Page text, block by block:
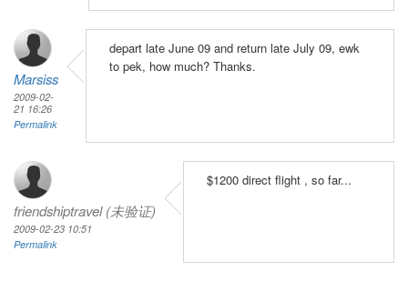
Marsiss
2009-02-
21 16:26
Permalink
depart late June 09 and return late July 09, ewk
to pek, how much? Thanks.
friendshiptravel (未验证)
2009-02-23 10:51
Permalink
$1200 direct flight , so far...